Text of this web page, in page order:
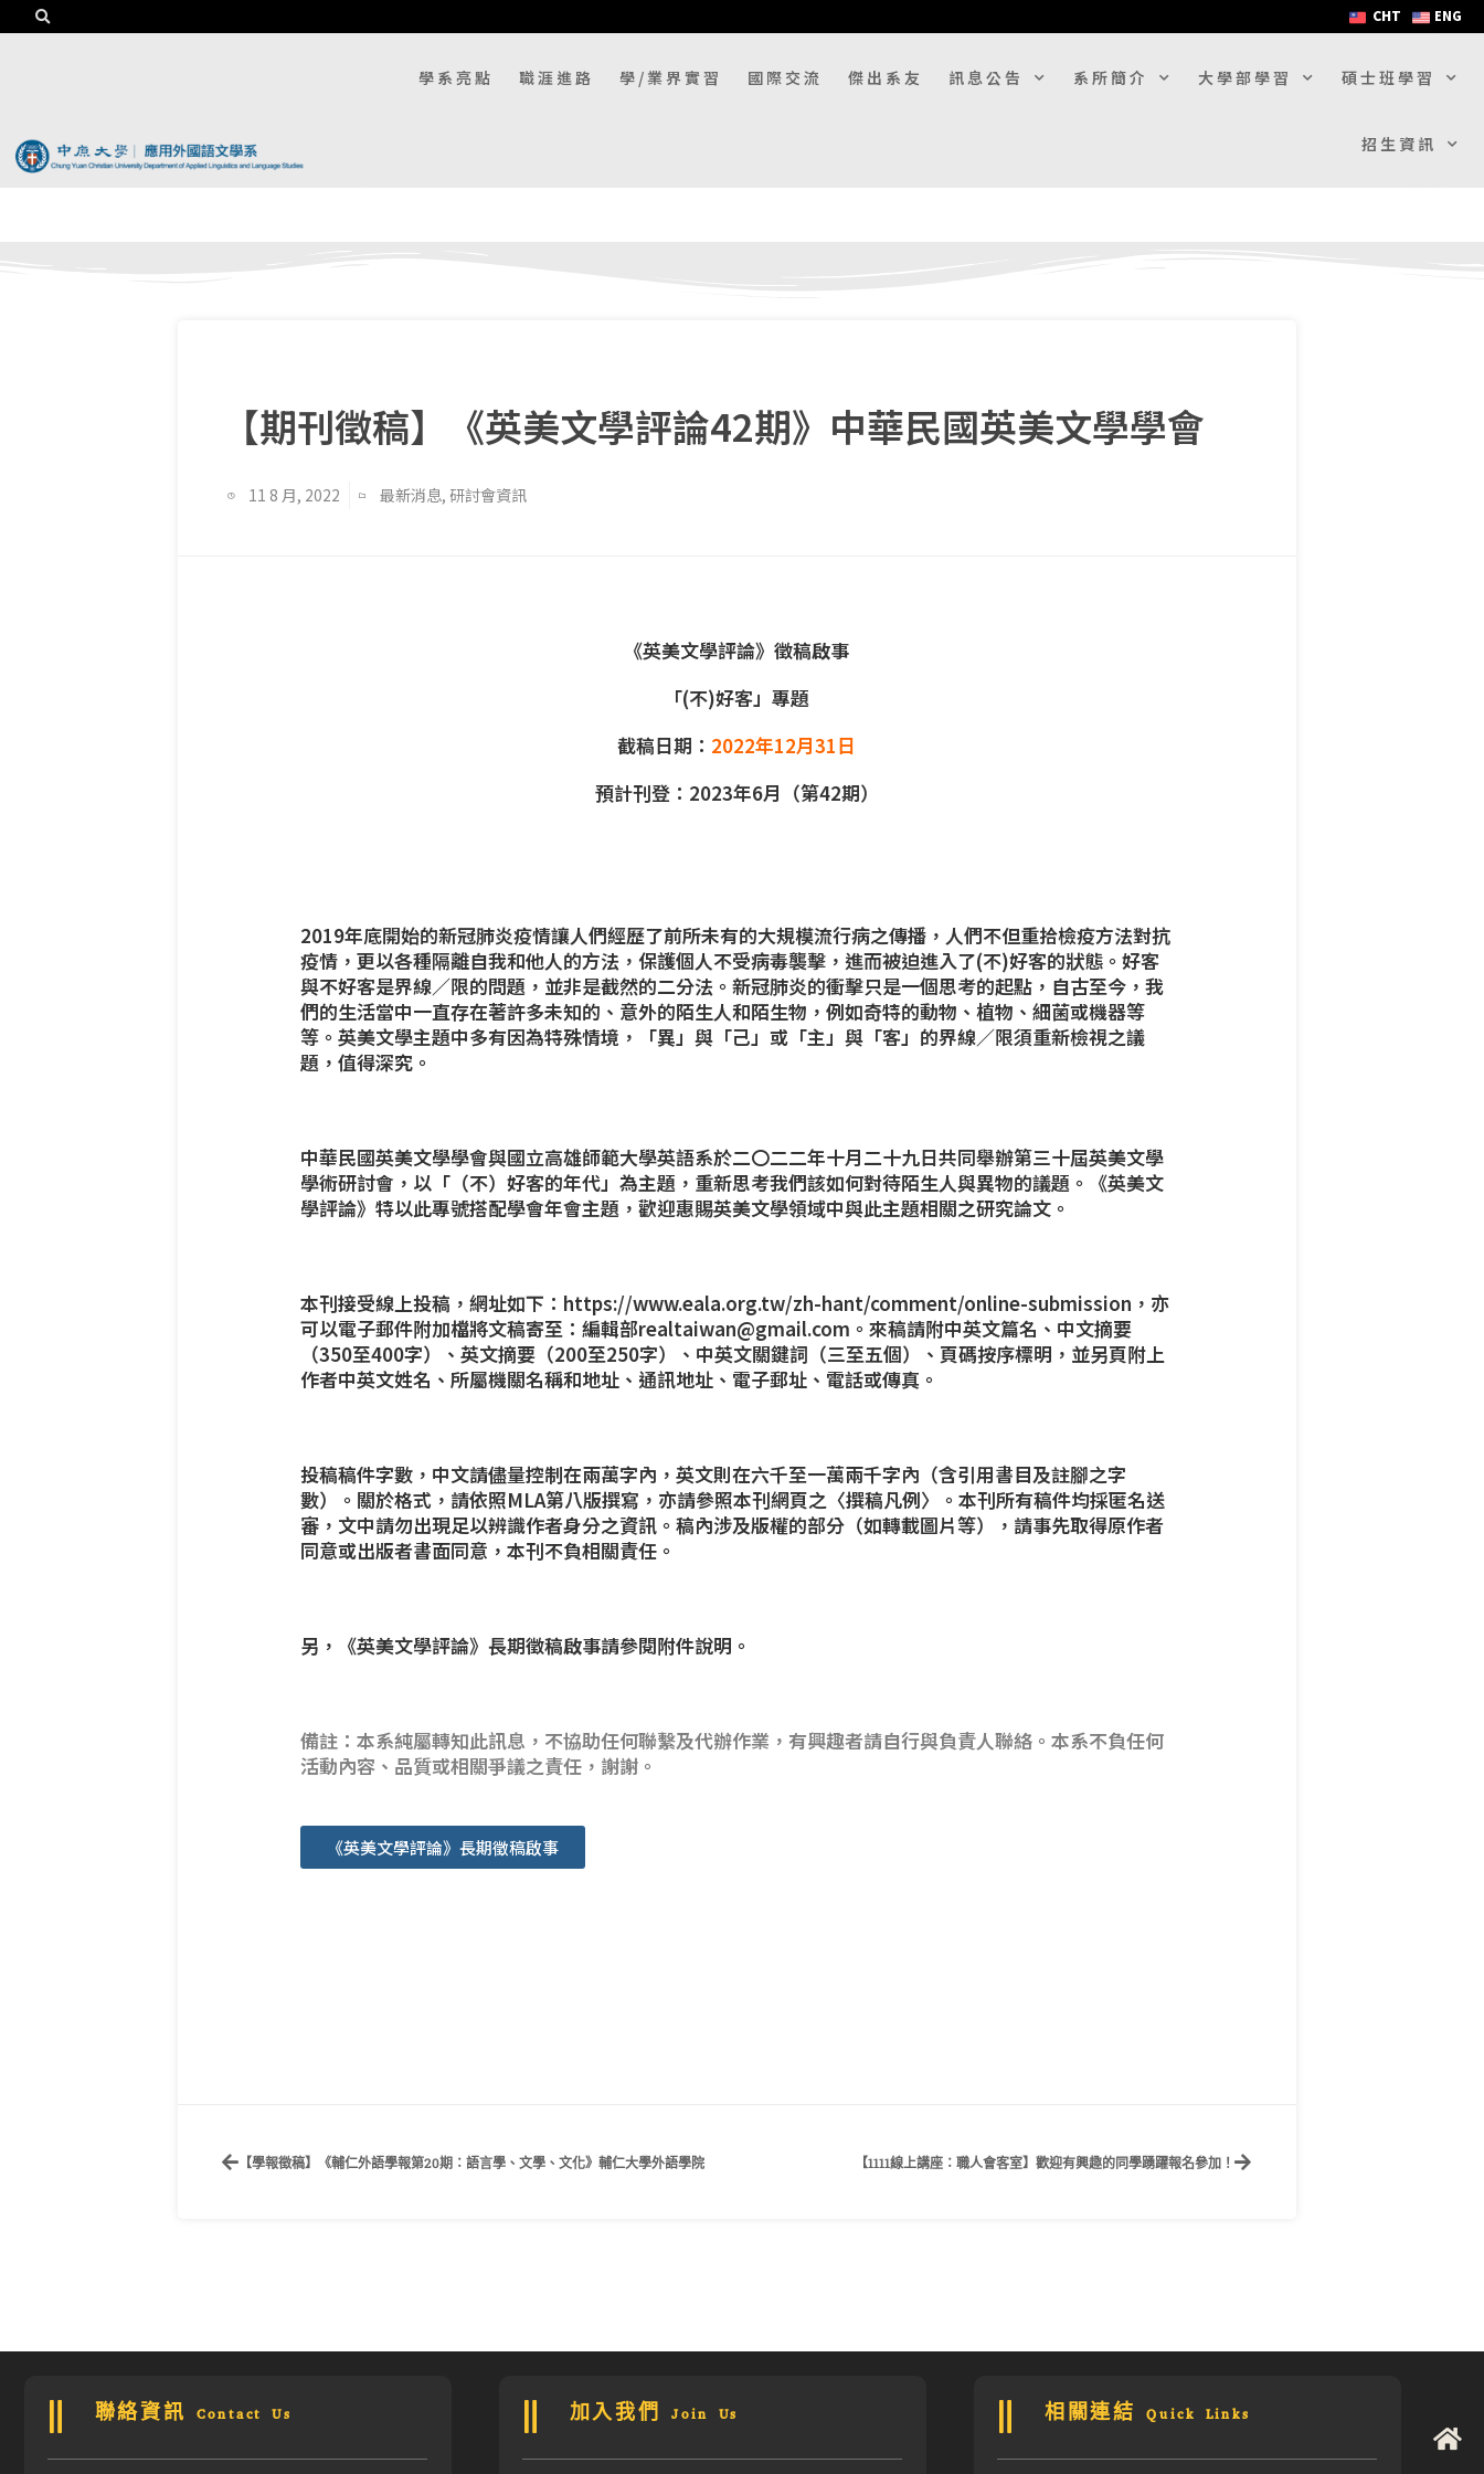
CHT ENG
學系亮點 職涯進路 學/業界實習 國際交流 傑出系友 訊息公告 系所簡介 大學部學習 碩士班學習
招生資訊
【期刊徵稿】《英美文學評論42期》中華民國英美文學學會
11 8 月, 2022 最新消息, 研討會資訊
《英美文學評論》徵稿啟事
「(不)好客」專題
截稿日期： 2022年12月31日
預計刊登：2023年6月（第42期）
2019年底開始的新冠肺炎疫情讓人們經歷了前所未有的大規模流行病之傳播，人們不但重拾檢疫方法對抗
疫情，更以各種隔離自我和他人的方法，保護個人不受病毒襲擊，進而被迫進入了(不)好客的狀態。好客
與不好客是界線∕限的問題，並非是截然的二分法。新冠肺炎的衝擊只是一個思考的起點，自古至今，我
們的生活當中一直存在著許多未知的、意外的陌生人和陌生物，例如奇特的動物、植物、細菌或機器等
等。英美文學主題中多有因為特殊情境，「異」與「己」或「主」與「客」的界線∕限須重新檢視之議
題，值得深究。
中華民國英美文學學會與國立高雄師範大學英語系於二〇二二年十月二十九日共同舉辦第三十屆英美文學
學術研討會，以「（不）好客的年代」為主題，重新思考我們該如何對待陌生人與異物的議題。《英美文
學評論》特以此專號搭配學會年會主題，歡迎惠賜英美文學領域中與此主題相關之研究論文。
本刊接受線上投稿，網址如下： https://www.eala.org.tw/zh-hant/comment/online-submission ，亦
可以電子郵件附加檔將文稿寄至：編輯部realtaiwan@gmail.com 。來稿請附中英文篇名、中文摘要
（350至400字）、英文摘要（200至250字）、中英文關鍵詞（三至五個）、頁碼按序標明，並另頁附上
作者中英文姓名、所屬機關名稱和地址、通訊地址、電子郵址、電話或傳真。
投稿稿件字數，中文請儘量控制在兩萬字內，英文則在六千至一萬兩千字內（含引用書目及註腳之字
數）。關於格式，請依照MLA第八版撰寫，亦請參照本刊網頁之〈撰稿凡例〉。本刊所有稿件均採匿名送
審，文中請勿出現足以辨識作者身分之資訊。稿內涉及版權的部分（如轉載圖片等），請事先取得原作者
同意或出版者書面同意，本刊不負相關責任。
另，《英美文學評論》長期徵稿啟事請參閱附件說明。
備註：本系純屬轉知此訊息，不協助任何聯繫及代辦作業，有興趣者請自行與負責人聯絡。本系不負任何
活動內容、品質或相關爭議之責任，謝謝。
《英美文學評論》長期徵稿啟事
【學報徵稿】《輔仁外語學報第20期：語言學、文學、文化》輔仁大學外語學院 【1111線上講座：職人會客室】歡迎有興趣的同學踴躍報名參加！
聯絡資訊 Contact Us 加入我們 Join Us 相關連結 Quick Links